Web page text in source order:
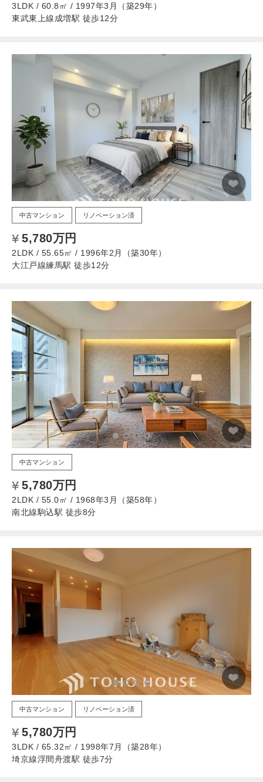
3LDK / 60.8㎡ / 1997年3月（築29年）
東武東上線成増駅 徒歩12分
中古マンション リノベーション済
5,780万円
2LDK / 55.65㎡ / 1996年2月（築30年）
大江戸線練馬駅 徒歩12分
中古マンション
5,780万円
2LDK / 55.0㎡ / 1968年3月（築58年）
南北線駒込駅 徒歩8分
中古マンション リノベーション済
5,780万円
3LDK / 65.32㎡ / 1998年7月（築28年）
埼京線浮間舟渡駅 徒歩7分